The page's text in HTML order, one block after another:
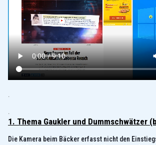
.
.
1. Thema Gaukler und Dummschwätzer
Die Kamera beim Bäcker erfasst nicht den